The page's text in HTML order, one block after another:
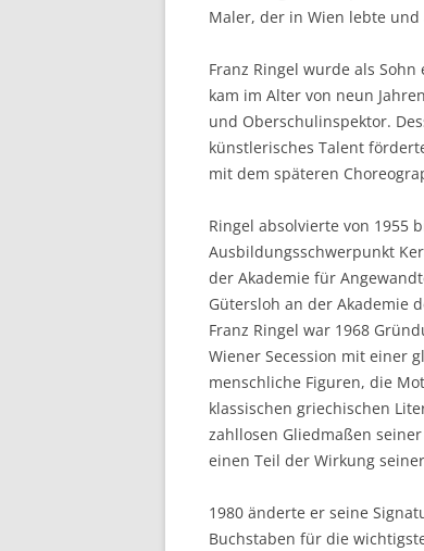
Maler, der in Wien lebte
Franz Ringel wurde als
kam im Alter von neun
und Oberschulinspektor.
künstlerisches Talent
mit dem späteren
Ringel absolvierte von 1955
Ausbildungsschwerpunkt
der Akademie für
Gütersloh an der Akademie
Franz Ringel war 1968
Wiener Secession mit einer
menschliche Figuren, die
klassischen griechischen
zahllosen Gliedmaßen
einen Teil der Wirkung
1980 änderte er seine
Buchstaben für die